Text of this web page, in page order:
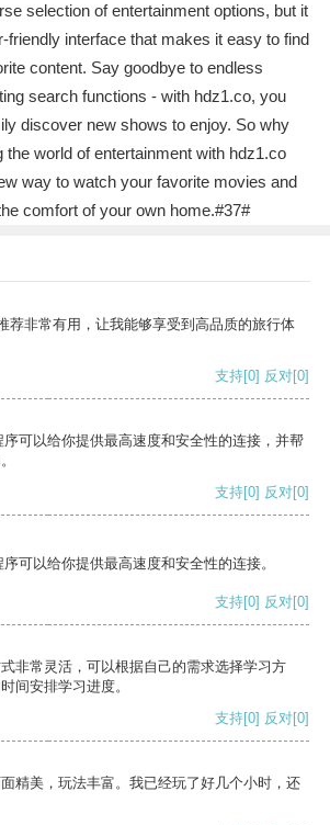
selection of entertainment options, but it
friendly interface that makes it easy to find
content. Say goodbye to endless
search functions - with hdz1.co, you
discover new shows to enjoy. So why
the world of entertainment with hdz1.co
way to watch your favorite movies and
comfort of your own home.#37#
荐非常有用，让我能够享受到高品质的旅行体
支持[0] 反对[0]
可以给你提供最高速度和安全性的连接，并帮
支持[0] 反对[0]
可以给你提供最高速度和安全性的连接。
支持[0] 反对[0]
非常灵活，可以根据自己的需求选择学习方
间安排学习进度。
支持[0] 反对[0]
精美，玩法丰富。我已经玩了好几个小时，还